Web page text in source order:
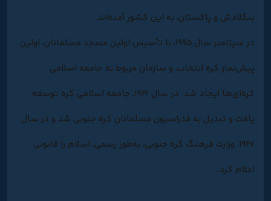
بنگلادش و پاکستان، به این کشور آمده‌اند.
در سپتامبر سال ۱۹۹۵، با تأسیس اولین مسجد مسلمانان، اولین
پیش‌نماز کره انتخاب، و سازمان مربوط به جامعه اسلامی
کره‌ای‌ها ایجاد شد. در سال ۱۹۶۶، جامعه اسلامی کره توسعه
یافت و تبدیل به فدراسیون مسلمانان کره جنوبی شد و در سال
۱۹۶۷، وزارت فرهنگ کره جنوبی، به‌طور رسمی، اسلام را قانونی
اعلام کرد.